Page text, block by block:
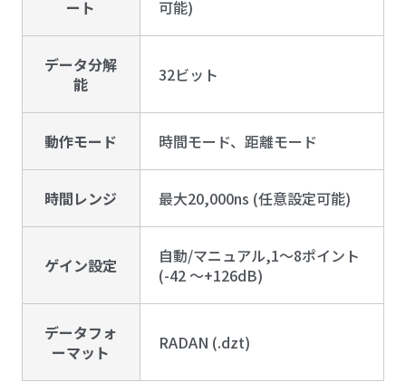
ート
可能)
データ分解
能
32ビット
動作モード 時間モード、距離モード
時間レンジ 最大20,000ns (任意設定可能)
ゲイン設定
自動/マニュアル,1～8ポイント
(-42 ～+126dB)
データフォ
ーマット
RADAN (.dzt)